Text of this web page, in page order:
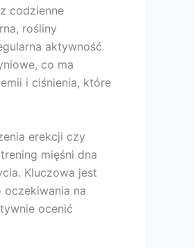
codzienne
rośliny
aktywność
co ma
i ciśnienia, które
erekcji czy
mięśni dna
Kluczowa jest
na
ocenić